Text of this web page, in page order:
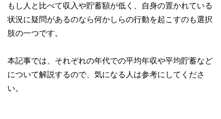
もし人と比べて収入や貯蓄額が低く、自身の置かれている
状況に疑問があるのなら何かしらの行動を起こすのも選択
肢の一つです。
本記事では、それぞれの年代での平均年収や平均貯蓄など
について解説するので、気になる人は参考にしてくださ
い。